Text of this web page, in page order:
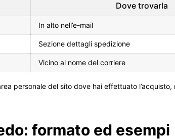
Dove trovarla
In alto nell’e-mail
Sezione dettagli spedizione
Vicino al nome del corriere
personale del sito dove hai effettuato l’acquisto,
formato ed esempi